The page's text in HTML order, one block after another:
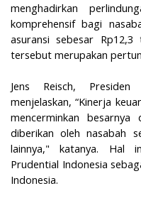
menghadirkan
komprehensif bagi
asuransi sebesar
tersebut merupakan
Jens Reisch,
menjelaskan, “Kinerja
mencerminkan besarnya
diberikan oleh nasabah
lainnya," katanya. Hal
Prudential Indonesia
Indonesia.